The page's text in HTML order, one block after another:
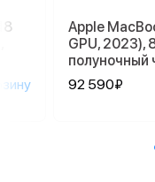
Apple
GPU, 2023),
полуночный
92 590₽